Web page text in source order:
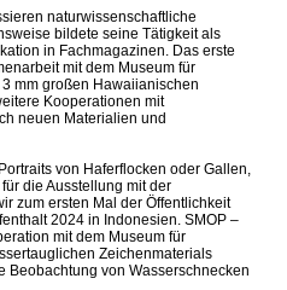
naturwissenschaftliche
bildete seine Tätigkeit als
in Fachmagazinen. Das erste
mit dem Museum für
mm großen Hawaiianischen
Kooperationen mit
neuen Materialien und
von Haferflocken oder Gallen,
die Ausstellung mit der
zum ersten Mal der Öffentlichkeit
2024 in Indonesien. SMOP –
mit dem Museum für
Zeichenmaterials
Beobachtung von Wasserschnecken